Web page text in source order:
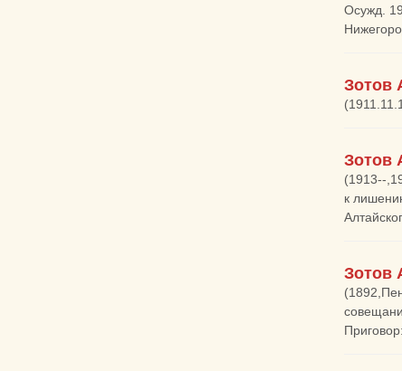
Осужд.
Зотов
Зотов
(1913--
к
Зотов